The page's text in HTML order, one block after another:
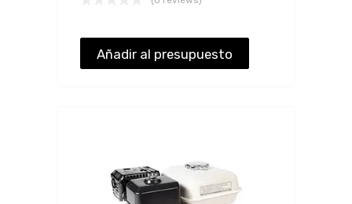
Añadir al presupuesto